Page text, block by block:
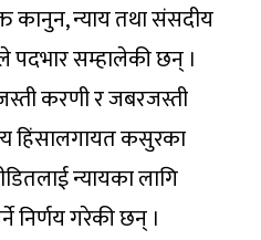
कानुन, न्याय तथा संसदीय
पदभार सम्हालेकी छन् ।
करणी र जबरजस्ती
हिंसालगायत कसुरका
न्यायका लागि
निर्णय गरेकी छन् ।